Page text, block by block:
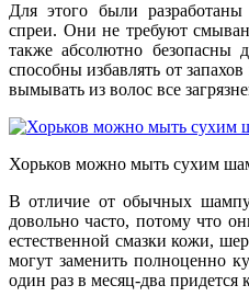
Для этого были
спреи. Они не требуют
также абсолютно безопасны
способны избавлять от
вымывать из волос все
Хорьков можно мыть сухим
В отличие от обычных
довольно часто, потому что
естественной смазки кожи,
могут заменить полноценно
один раз в месяц-два придется